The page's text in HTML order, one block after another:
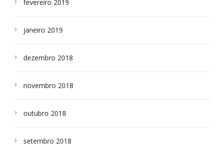
fevereiro 2019
janeiro 2019
dezembro 2018
novembro 2018
outubro 2018
setembro 2018